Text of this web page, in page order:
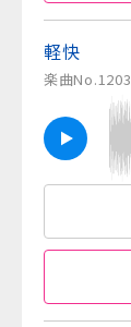
軽快
楽曲No.1203